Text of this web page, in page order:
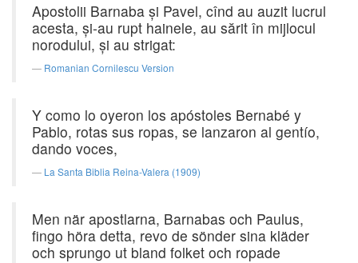
Apostolii Barnaba şi Pavel, cînd au auzit lucrul
acesta, şi-au rupt hainele, au sărit în mijlocul
norodului, şi au strigat:
Romanian Cornilescu Version
Y como lo oyeron los apóstoles Bernabé y
Pablo, rotas sus ropas, se lanzaron al gentío,
dando voces,
La Santa Biblia Reina-Valera (1909)
Men när apostlarna, Barnabas och Paulus,
fingo höra detta, revo de sönder sina kläder
och sprungo ut bland folket och ropade